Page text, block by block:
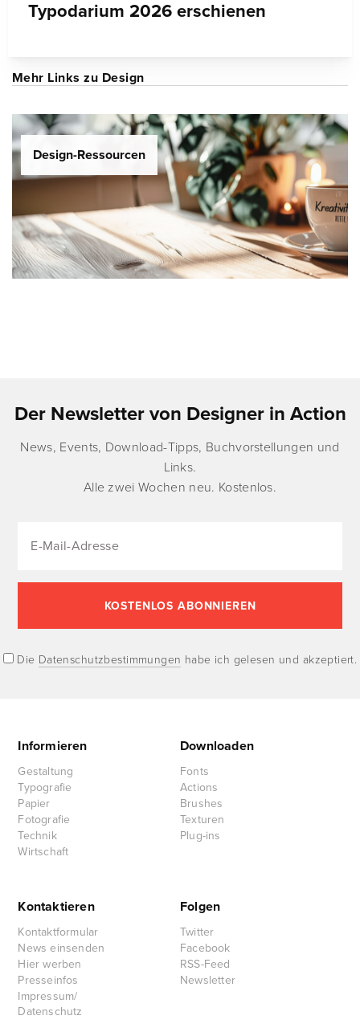
Typodarium 2026 erschienen
Mehr Links zu Design
Design-Ressourcen
Der Newsletter von Designer in Action
News, Events, Download-Tipps, Buchvorstellungen und
Links.
Alle zwei Wochen neu. Kostenlos.
Die Datenschutzbestimmungen habe ich gelesen und akzeptiert.
Informieren
Gestaltung
Typografie
Papier
Fotografie
Technik
Wirtschaft
Downloaden
Fonts
Actions
Brushes
Texturen
Plug-ins
Kontaktieren
Kontaktformular
News einsenden
Hier werben
Presseinfos
Impressum/
Datenschutz
Folgen
Twitter
Facebook
RSS-Feed
Newsletter